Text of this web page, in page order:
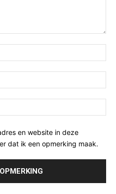
en website in deze
dat ik een opmerking maak.